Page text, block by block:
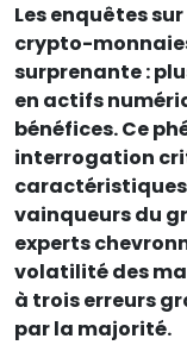
Les enquêtes
crypto-
surprenante :
en actifs
bénéfices. Ce
interrogation
vainqueurs du
experts
volatilité des
à trois erreurs
par la majorité.